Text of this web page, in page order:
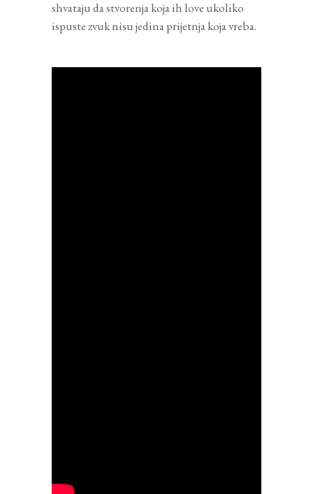
shvataju da stvorenja koja ih love ukoliko
ispuste zvuk nisu jedina prijetnja koja vreba.